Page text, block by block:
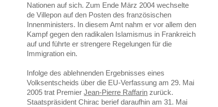
Nationen auf sich. Zum Ende März 2004 wechselte
de Villepon auf den Posten des französischen
Innenministers. In diesem Amt nahm er vor allem den
Kampf gegen den radikalen Islamismus in Frankreich
auf und führte er strengere Regelungen für die
Immigration ein.
Infolge des ablehnenden Ergebnisses eines
Volksentscheids über die EU-Verfassung am 29. Mai
2005 trat PremierJean-Pierre Raffarin zurück.
Staatspräsident Chirac berief daraufhin am 31. Mai